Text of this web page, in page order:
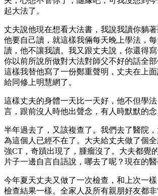
起大法了。
丈夫說他現在想看大法書，我說我讀你躺
他要自己讀，就這樣我倆每天晚上學法，
讀，他不讓我讀。我又跟丈夫說，你還得
你以前所說所做對大法對師父不好的話全部
這樣我替他寫了一份鄭重聲明，丈夫在上
給同修上明慧網了。
這樣丈夫的身體一天比一天好，他不但學
言，跟前沒人時他出聲念，有人時默默的念
半年過去了，又該複查了。我們去了醫院
為這個人已經不在了。大夫給丈夫做了個
強CT，奇蹟出現了，腫瘤沒了。大夫都覺
片子一邊自言自語說，哪去了呢？現在的醫
今年夏天丈夫又做了一次檢查，和上次一
檢查結果一樣。全家人及所有親朋好友都